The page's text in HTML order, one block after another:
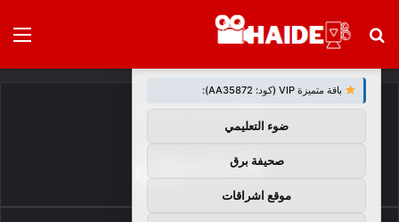
بحث
الرئيسية/هدسون
هدسون
توصيات :
باقة متميزة VIP (كود: AA35872):
ضوء التعليمي
صحيفة برق
موقع اشراقات